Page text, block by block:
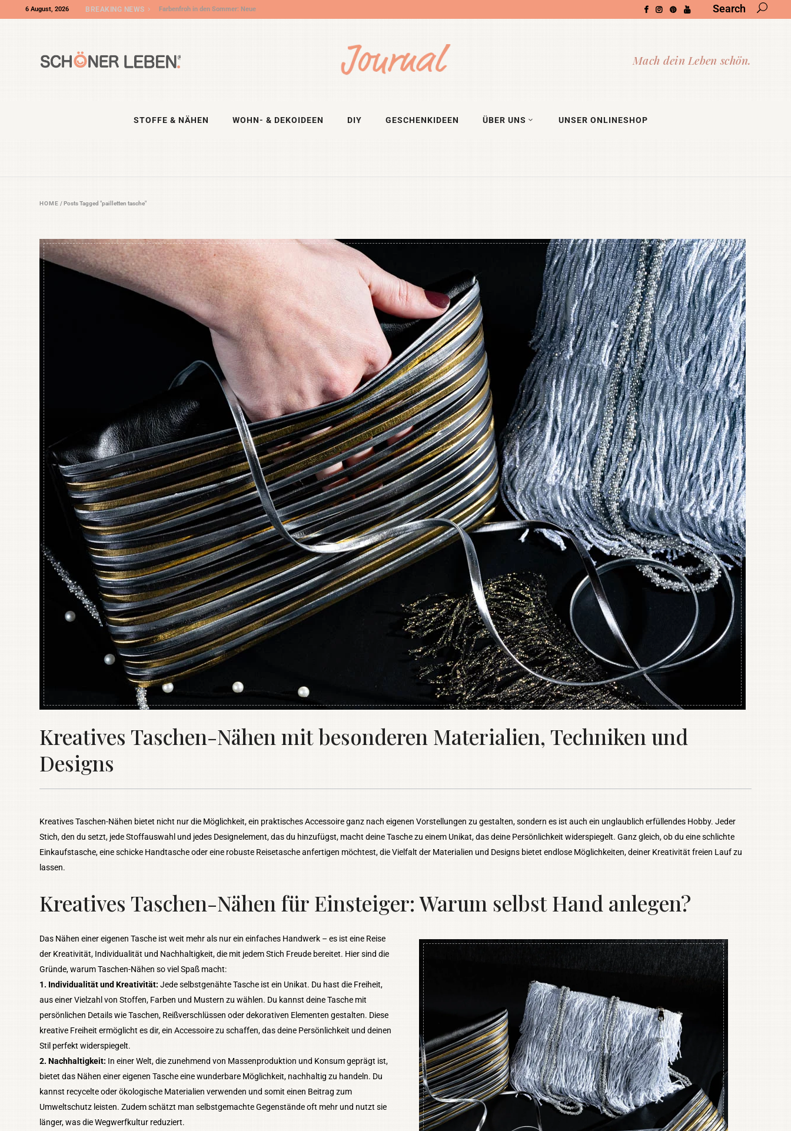
6 August, 2026 BREAKING NEWS Wir sind „Shop des Monats“ bei DIY Search
STOFFE & NÄHEN WOHN- & DEKOIDEEN DIY GESCHENKIDEEN ÜBER UNS UNSER ONLINESHOP
HOME /Posts Tagged "pailletten tasche"
Kreatives Taschen-Nähen mit besonderen Materialien, Techniken und
Designs
Kreatives Taschen-Nähen bietet nicht nur die Möglichkeit, ein praktisches Accessoire ganz nach eigenen Vorstellungen zu gestalten, sondern es ist auch ein unglaublich erfüllendes Hobby. Jeder
Stich, den du setzt, jede Stoffauswahl und jedes Designelement, das du hinzufügst, macht deine Tasche zu einem Unikat, das deine Persönlichkeit widerspiegelt. Ganz gleich, ob du eine schlichte
Einkaufstasche, eine schicke Handtasche oder eine robuste Reisetasche anfertigen möchtest, die Vielfalt der Materialien und Designs bietet endlose Möglichkeiten, deiner Kreativität freien Lauf zu
lassen.
Kreatives Taschen-Nähen für Einsteiger: Warum selbst Hand anlegen?
Das Nähen einer eigenen Tasche ist weit mehr als nur ein einfaches Handwerk – es ist eine Reise
der Kreativität, Individualität und Nachhaltigkeit, die mit jedem Stich Freude bereitet. Hier sind die
Gründe, warum Taschen-Nähen so viel Spaß macht:
1. Individualität und Kreativität: Jede selbstgenähte Tasche ist ein Unikat. Du hast die Freiheit,
aus einer Vielzahl von Stoffen, Farben und Mustern zu wählen. Du kannst deine Tasche mit
persönlichen Details wie Taschen, Reißverschlüssen oder dekorativen Elementen gestalten. Diese
kreative Freiheit ermöglicht es dir, ein Accessoire zu schaffen, das deine Persönlichkeit und deinen
Stil perfekt widerspiegelt.
2. Nachhaltigkeit: In einer Welt, die zunehmend von Massenproduktion und Konsum geprägt ist,
bietet das Nähen einer eigenen Tasche eine wunderbare Möglichkeit, nachhaltig zu handeln. Du
kannst recycelte oder ökologische Materialien verwenden und somit einen Beitrag zum
Umweltschutz leisten. Zudem schätzt man selbstgemachte Gegenstände oft mehr und nutzt sie
länger, was die Wegwerfkultur reduziert.